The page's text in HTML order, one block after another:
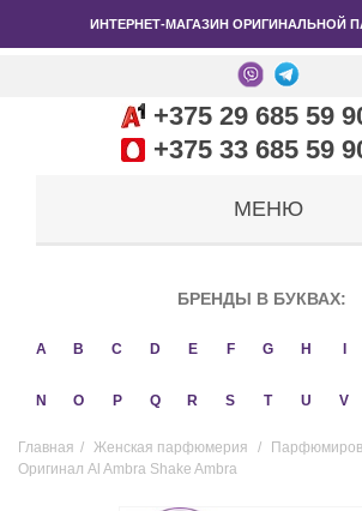
ИНТЕРНЕТ-МАГАЗИН ОРИГИНАЛЬНОЙ
+375 29 685 59
+375 33 685 59
МЕНЮ
БРЕНДЫ В БУКВАХ:
A B C D E F G H
N O P Q R S T U V
Главная / Женская парфюмерия /
Оригинал Al Ambra Shake Ambra